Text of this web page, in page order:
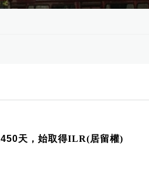
450天，始取得ILR(居留權)